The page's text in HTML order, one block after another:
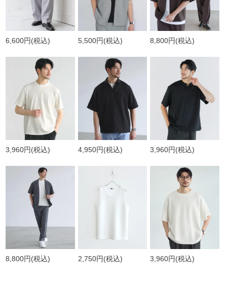
6,600円(税込) 5,500円(税込) 8,800円(税込)
3,960円(税込) 4,950円(税込) 3,960円(税込)
8,800円(税込) 2,750円(税込) 3,960円(税込)